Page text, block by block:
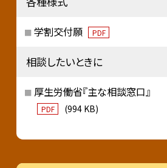
学割交付願 PDF
相談したいときに
厚生労働省『主な相談窓口』
PDF (994 KB)